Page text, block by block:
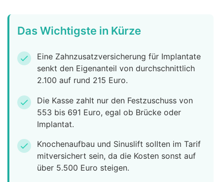
Das Wichtigste in Kürze
check
Eine Zahnzusatzversicherung für Implantate
senkt den Eigenanteil von durchschnittlich
2.100 auf rund 215 Euro.
check
Die Kasse zahlt nur den Festzuschuss von
553 bis 691 Euro, egal ob Brücke oder
Implantat.
check
Knochenaufbau und Sinuslift sollten im Tarif
mitversichert sein, da die Kosten sonst auf
über 5.500 Euro steigen.